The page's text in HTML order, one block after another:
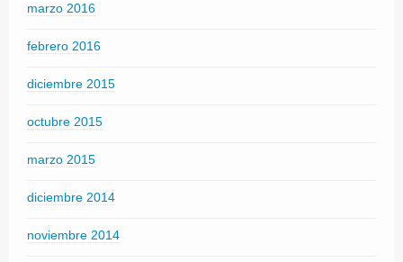
marzo 2016
febrero 2016
diciembre 2015
octubre 2015
marzo 2015
diciembre 2014
noviembre 2014